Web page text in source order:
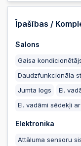
Īpašības /
Salons
Gaisa
Daudzfunkcionāla
Jumta logs
El.
El. vadāmi sēdekļi
Elektronika
Attāluma sensoru